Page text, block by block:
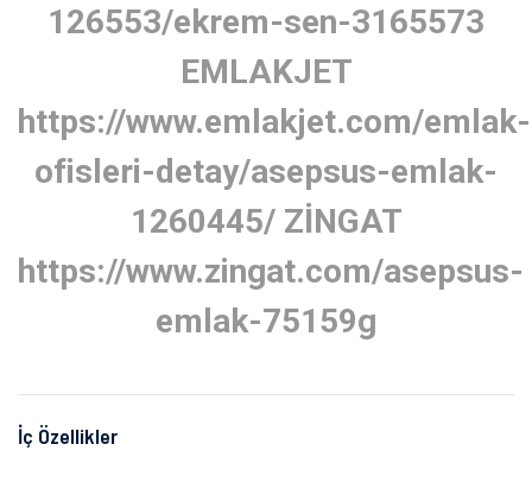
126553/ekrem-sen-3165573
EMLAKJET
https://www.emlakjet.com/emlak-
ofisleri-detay/asepsus-emlak-
1260445/ZİNGAT
https://www.zingat.com/asepsus-
emlak-75159g
İç Özellikler